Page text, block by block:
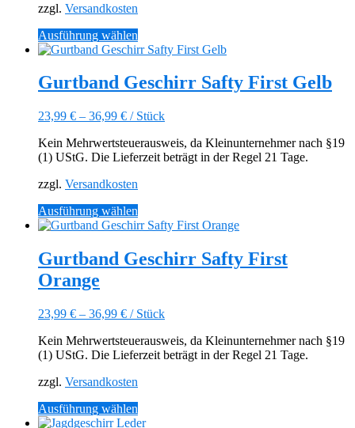
Produktseite
gewählt
werden
zzgl. Versandkosten
Ausführung wählen
Produkt
mehrere
Varianten
Die
können
auf
Produktseite
gewählt
werden
Gurtband Geschirr Safty First Gelb
23,99 € – 36,99 € / Stück
Kein Mehrwertsteuerausweis, da Kleinunternehmer nach §19
(1) UStG. Die Lieferzeit beträgt in der Regel 21 Tage.
zzgl. Versandkosten
Ausführung wählen
Produkt
mehrere
Varianten
Optionen
können
auf
der
Gurtband Geschirr Safty First
Orange
23,99 € – 36,99 € / Stück
Kein Mehrwertsteuerausweis, da Kleinunternehmer nach §19
(1) UStG. Die Lieferzeit beträgt in der Regel 21 Tage.
zzgl. Versandkosten
Ausführung wählen
Produkt